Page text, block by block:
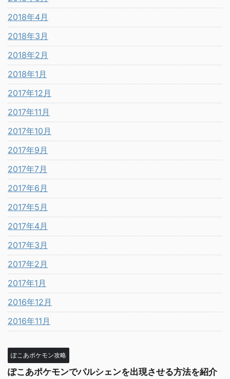
2018年4月
2018年3月
2018年2月
2018年1月
2017年12月
2017年11月
2017年10月
2017年9月
2017年7月
2017年6月
2017年5月
2017年4月
2017年3月
2017年2月
2017年1月
2016年12月
2016年11月
ぽこあポケモン攻略
ぽこあポケモンでパルシェンを出現させる方法を紹介